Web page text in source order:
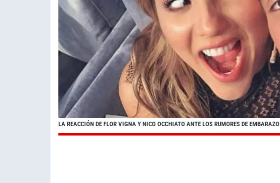
LA REACCIÓN DE FLOR VIGNA Y NICO OCCHIATO ANTE LOS RUMORES DE EMBARAZO